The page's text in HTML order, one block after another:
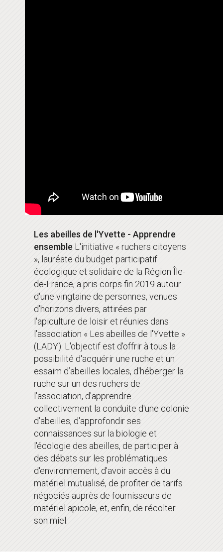
Les abeilles de l'Yvette - Apprendre
ensemble L'initiative « ruchers citoyens
», lauréate du budget participatif
écologique et solidaire de la Région Île-
de-France, a pris corps fin 2019 autour
d'une vingtaine de personnes, venues
d'horizons divers, attirées par
l'apiculture de loisir et réunies dans
l'association « Les abeilles de l'Yvette »
(LADY). L'objectif est d'offrir à tous la
possibilité d'acquérir une ruche et un
essaim d’abeilles locales, d'héberger la
ruche sur un des ruchers de
l'association, d'apprendre
collectivement la conduite d'une colonie
d'abeilles, d'approfondir ses
connaissances sur la biologie et
l'écologie des abeilles, de participer à
des débats sur les problématiques
d'environnement, d'avoir accès à du
matériel mutualisé, de profiter de tarifs
négociés auprès de fournisseurs de
matériel apicole, et, enfin, de récolter
son miel.